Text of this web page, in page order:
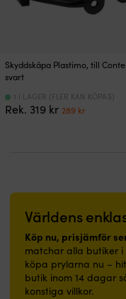
Skyddskåpa Plastimo, till
svart
Rek. 319 kr Det
289 krDet
1 I LAGER (FLER KAN KÖPAS)
Världens
Köp nu, prisjämför
matchar alla butiker i
köpa prylarna nu –
butik inom 14 dagar
konstiga villkor.